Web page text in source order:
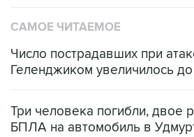
САМОЕ ЧИТАЕМОЕ
Число пострадавших при
Геленджиком увеличилось
Три человека погибли, двое
БПЛА на автомобиль в